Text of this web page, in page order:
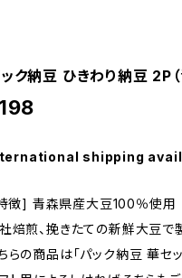
ク納豆 ひきわり納豆 2P（
shipping
徴] 青森県産大豆100％使用
焙煎、挽きたての新鮮大豆で
らの商品は「パック納豆 華セッ